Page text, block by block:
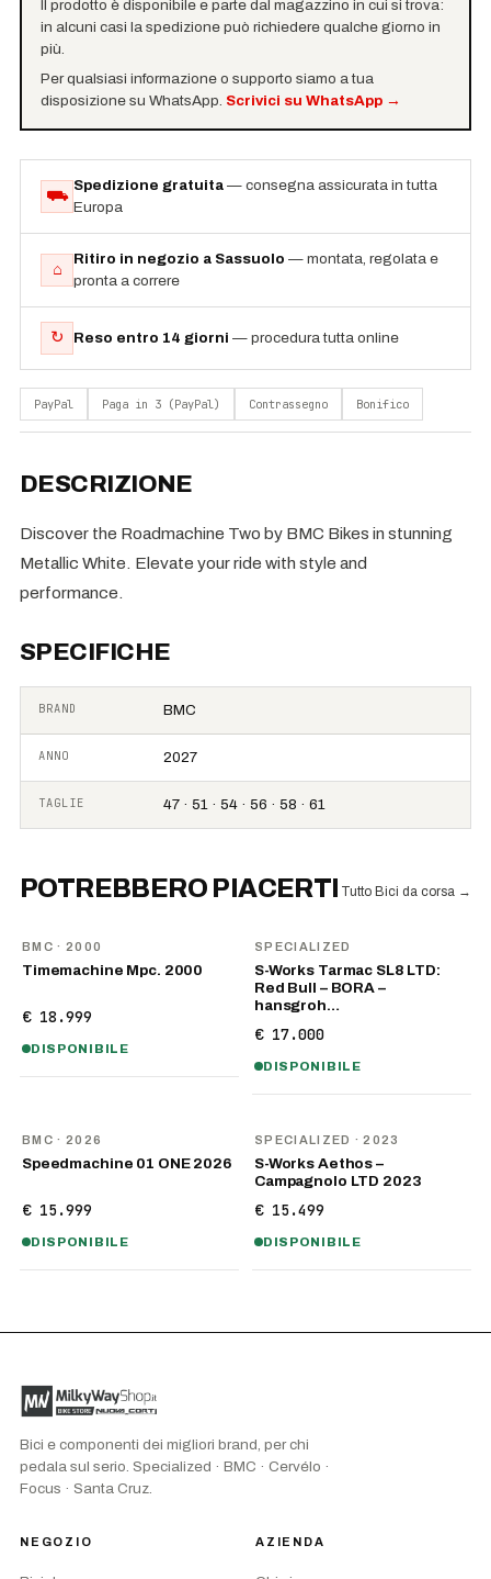
Il prodotto è disponibile e parte dal magazzino in cui si trova:
in alcuni casi la spedizione può richiedere qualche giorno in
più.
Per qualsiasi informazione o supporto siamo a tua
disposizione su WhatsApp. Scrivici su WhatsApp→
⛟
Spedizione gratuita — consegna assicurata in tutta
Europa
⌂
Ritiro in negozio a Sassuolo — montata, regolata e
pronta a correre
↻ Reso entro 14 giorni — procedura tutta online
PayPal Paga in 3 (PayPal) Contrassegno Bonifico
DESCRIZIONE
Discover the Roadmachine Two by BMC Bikes in stunning
Metallic White. Elevate your ride with style and
performance.
SPECIFICHE
BRAND BMC
ANNO 2027
TAGLIE 47 · 51 · 54 · 56 · 58 · 61
POTREBBERO PIACERTI Tutto Bici da corsa →
BMC · 2000
Timemachine Mpc. 2000
€ 18.999
DISPONIBILE
SPECIALIZED
S-Works Tarmac SL8 LTD:
Red Bull – BORA –
hansgroh…
€ 17.000
DISPONIBILE
BMC · 2026
Speedmachine 01 ONE 2026
€ 15.999
DISPONIBILE
SPECIALIZED · 2023
S-Works Aethos –
Campagnolo LTD 2023
€ 15.499
DISPONIBILE
Bici e componenti dei migliori brand, per chi
pedala sul serio. Specialized · BMC · Cervélo ·
Focus · Santa Cruz.
NEGOZIO AZIENDA